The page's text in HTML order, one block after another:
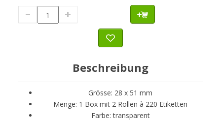
Beschreibung
Grösse: 28 x 51 mm
Menge: 1 Box mit 2 Rollen à 220 Etiketten
Farbe: transparent